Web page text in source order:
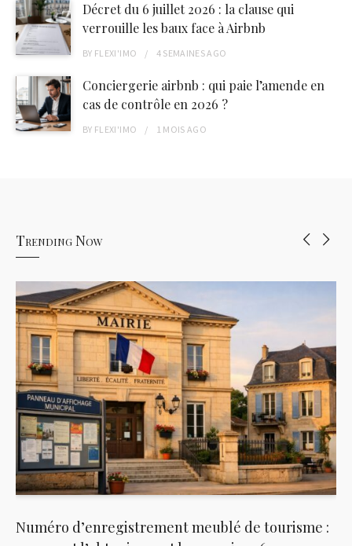
Décret du 6 juillet 2026 : la clause qui
verrouille les baux face à Airbnb
BY FLEXI'IMO 4 SEMAINESAGO
Conciergerie airbnb : qui paie l’amende en
cas de contrôle en 2026 ?
BY FLEXI'IMO 1 MOIS AGO
Trending Now
Numéro d’enregistrement meublé de tourisme :